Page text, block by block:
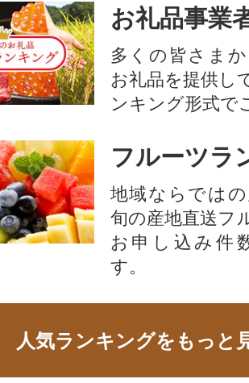
お礼品事業
多くの皆さま
お礼品を提供し
ンキング形式で
フルーツラ
地域ならでは
旬の産地直送フ
お申し込み件
す。
人気ランキングをもっと